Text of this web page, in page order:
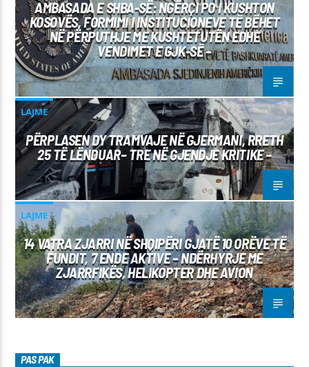
AMBASADA E SHBA-SË: NGËRÇI PO I KUSHTON
KOSOVËS, FORMIMI I INSTITUCIONEVE TË BËHET
NË PËRPUTHJE ME KUSHTETUTËN EDHE
VENDIMET E GJK-SË –
LAJME
PËRPLASEN DY TRAMVAJE NË GJERMANI, RRETH
25 TË LËNDUAR– TRE NË GJENDJE KRITIKE –
LAJME
14 VATRA ZJARRI NË SHQIPËRI GJATË 10 ORËVE TË
FUNDIT, 7 ENDE AKTIVE – NDËRHYRJE ME
ZJARRFIKËS, HELIKOPTER DHE AVION
PAS PAK